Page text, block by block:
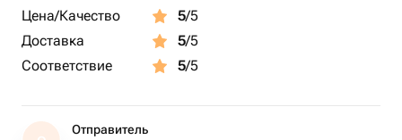
Цена/Качество
5/5
Доставка
5/5
Соответствие
5/5
Отправитель